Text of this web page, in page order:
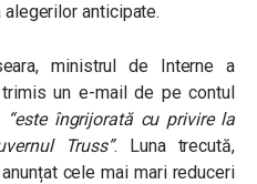
anticipate.
ministrul de Interne a
un e-mail de pe contul
“este îngrijorată cu privire la
Truss”. Luna trecută,
cele mai mari reduceri